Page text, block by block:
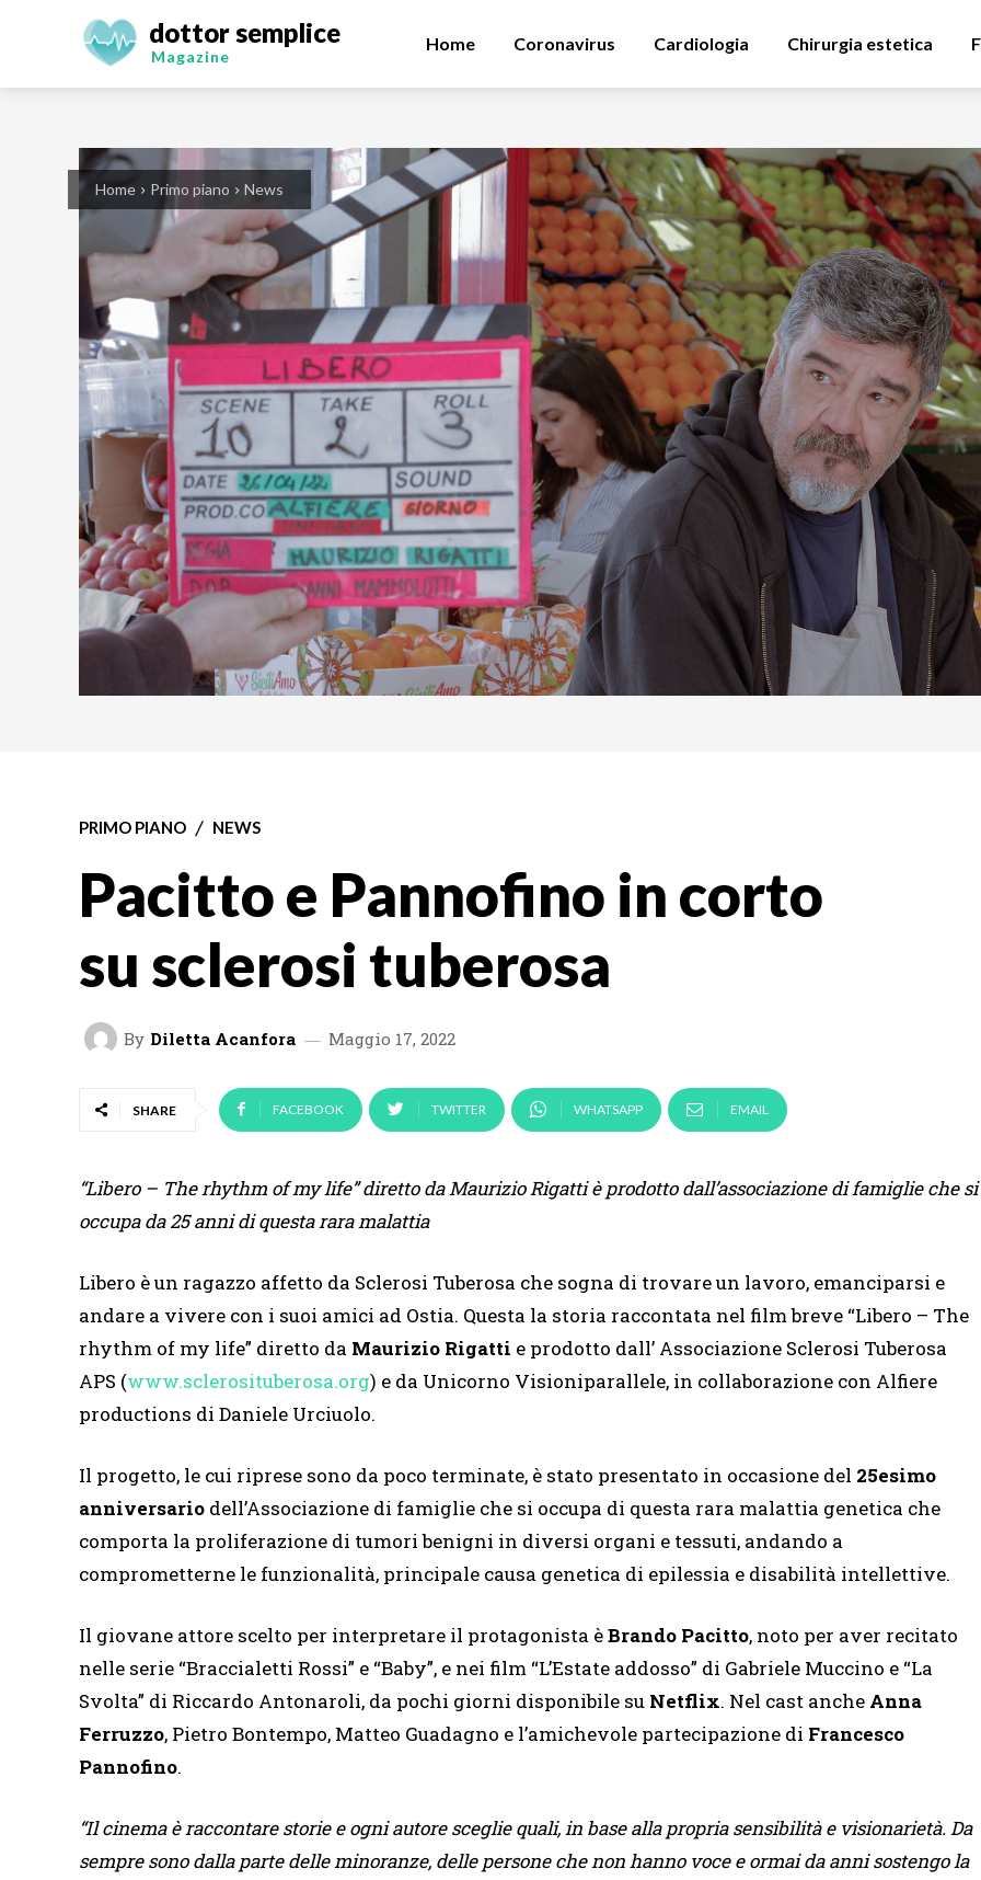
dottor semplice
Magazine
Home Coronavirus Cardiologia Chirurgia estetica
Home Primo piano News
PRIMO PIANO NEWS
Pacitto e Pannofino in corto
su sclerosi tuberosa
By Diletta Acanfora Maggio 17, 2022
SHARE FACEBOOK TWITTER WHATSAPP EMAIL
“Libero – The rhythm of my life” diretto da Maurizio Rigatti è prodotto dall’associazione di famiglie che si
occupa da 25 anni di questa rara malattia
Libero è un ragazzo affetto da Sclerosi Tuberosa che sogna di trovare un lavoro, emanciparsi e
andare a vivere con i suoi amici ad Ostia. Questa la storia raccontata nel film breve “Libero – The
rhythm of my life” diretto da Maurizio Rigatti e prodotto dall’ Associazione Sclerosi Tuberosa
APS (www.sclerosituberosa.org) e da Unicorno Visioniparallele, in collaborazione con Alfiere
productions di Daniele Urciuolo.
Il progetto, le cui riprese sono da poco terminate, è stato presentato in occasione del 25esimo
anniversario dell’Associazione di famiglie che si occupa di questa rara malattia genetica che
comporta la proliferazione di tumori benigni in diversi organi e tessuti, andando a
comprometterne le funzionalità, principale causa genetica di epilessia e disabilità intellettive.
Il giovane attore scelto per interpretare il protagonista èBrando Pacitto, noto per aver recitato
nelle serie “Braccialetti Rossi” e “Baby”, e nei film “L’Estate addosso” di Gabriele Muccino e “La
Svolta” di Riccardo Antonaroli, da pochi giorni disponibile su Netflix. Nel cast anche Anna
Ferruzzo, Pietro Bontempo, Matteo Guadagno e l’amichevole partecipazione di Francesco
Pannofino.
“Il cinema è raccontare storie e ogni autore sceglie quali, in base alla propria sensibilità e visionarietà. Da
sempre sono dalla parte delle minoranze, delle persone che non hanno voce e ormai da anni sostengo la